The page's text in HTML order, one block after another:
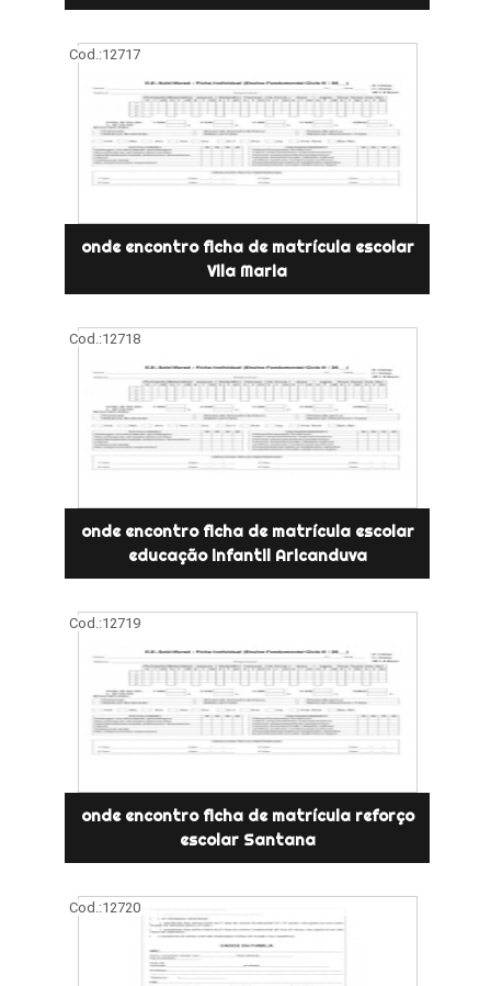
Cod.:12717
onde encontro ficha de matrícula escolar
Vila Maria
Cod.:12718
onde encontro ficha de matrícula escolar
educação infantil Aricanduva
Cod.:12719
onde encontro ficha de matrícula reforço
escolar Santana
Cod.:12720